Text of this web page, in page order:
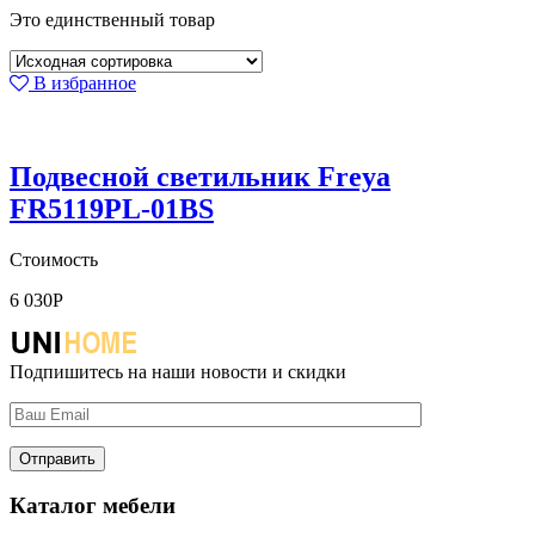
Это единственный товар
В избранное
Подвесной светильник Freya
FR5119PL-01BS
Стоимость
6 030Р
Подпишитесь на наши новости и скидки
Каталог мебели